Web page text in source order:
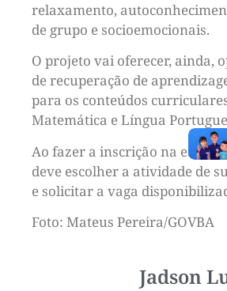
relaxamento,
de grupo e socioemocionais.
O projeto vai oferecer, ainda,
de recuperação de
para os conteúdos
Matemática e Língua
Ao fazer a inscrição na escola
deve escolher a atividade de
e solicitar a vaga
Foto: Mateus Pereira/GOVBA
Jadson